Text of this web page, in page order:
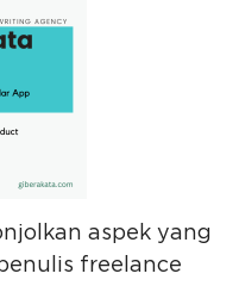
aspek yang
freelance